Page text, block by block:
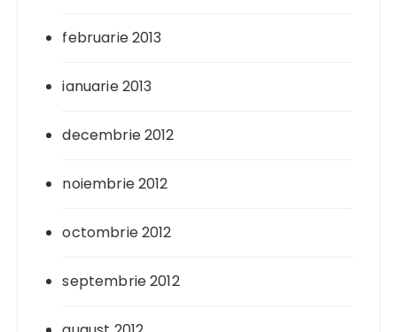
februarie 2013
ianuarie 2013
decembrie 2012
noiembrie 2012
octombrie 2012
septembrie 2012